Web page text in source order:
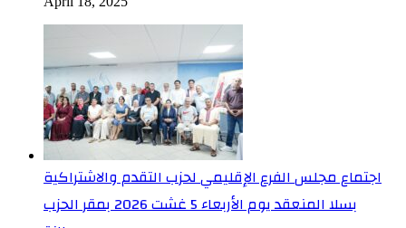
اجتماع مجلس الفرع الإقليمي لحزب التقدم والاشتراكية
بسلا المنعقد يوم الأربعاء 5 غشت 2026 بمقر الحزب